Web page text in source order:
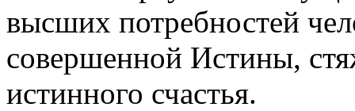
высших потребностей
совершенной Истины,
истинного счастья.